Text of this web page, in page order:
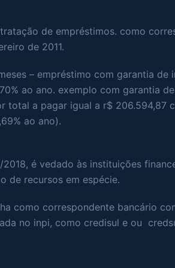
de empréstimos. como
de 2011.
– empréstimo com garantia de
ao ano. exemplo com garantia
total a pagar igual a r$ 206.594,87
ao ano).
é vedado às instituições
de recursos em espécie.
como correspondente bancário
no inpi, como credisul e ou